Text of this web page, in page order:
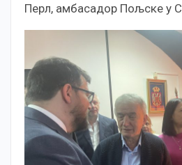
Перл, амбасадор Пољске у